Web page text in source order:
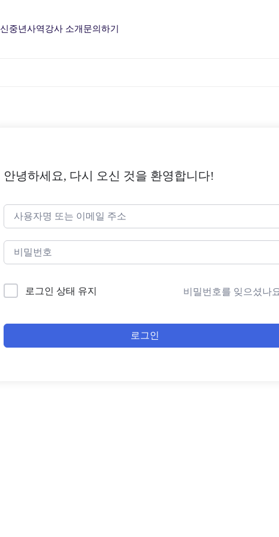
신중년사역강사 소개 문의하기
안녕하세요, 다시 오신 것을 환영합니다!
로그인 상태 유지 비밀번호를 잊으셨나
로그인